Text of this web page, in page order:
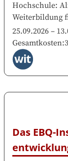
Hochschule:
Weiterbildung
25.09.2026 –
Gesamtkosten:
Das EBQ-